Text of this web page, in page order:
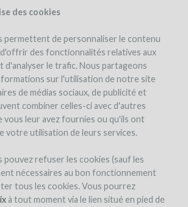
des cookies
permettent de personnaliser le contenu
d'offrir des fonctionnalités relatives aux
d'analyser le trafic. Nous partageons
sur l'utilisation de notre site
de médias sociaux, de publicité et
combiner celles-ci avec d'autres
vous leur avez fournies ou qu'ils ont
votre utilisation de leurs services.
pouvez refuser les cookies (sauf les
nécessaires au bon fonctionnement
tous les cookies. Vous pourrez
à tout moment via le lien situé en pied de